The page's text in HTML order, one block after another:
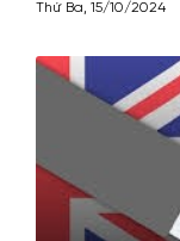
Thứ Ba, 15/10/2024